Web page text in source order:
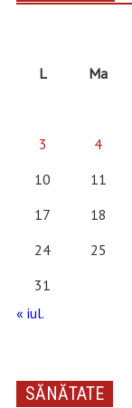
L
Ma
3
4
10
11
17
18
24
25
31
« iul.
SĂNĂTATE